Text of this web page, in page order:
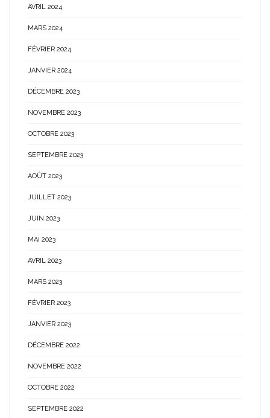
AVRIL 2024
MARS 2024
FÉVRIER 2024
JANVIER 2024
DÉCEMBRE 2023
NOVEMBRE 2023
OCTOBRE 2023
SEPTEMBRE 2023
AOÛT 2023
JUILLET 2023
JUIN 2023
MAI 2023
AVRIL 2023
MARS 2023
FÉVRIER 2023
JANVIER 2023
DÉCEMBRE 2022
NOVEMBRE 2022
OCTOBRE 2022
SEPTEMBRE 2022